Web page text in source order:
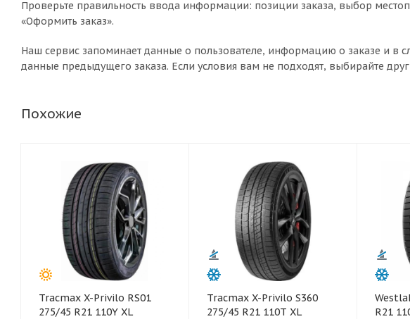
Проверьте правильность ввода информации: позиции заказа, выбор
«Оформить заказ».
Наш сервис запоминает данные о пользователе, информацию о заказе и в
данные предыдущего заказа. Если условия вам не подходят, выбирайте
Похожие
Tracmax X-Privilo RS01
275/45 R21 110Y XL
Tracmax X-Privilo S360
275/45 R21 110T XL
R21